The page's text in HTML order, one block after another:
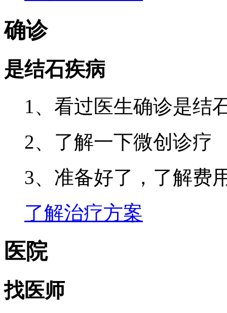
确诊
是结石疾病
1、看过医生确诊是结
2、了解一下微创诊疗
3、准备好了，了解费
了解治疗方案
医院
找医师